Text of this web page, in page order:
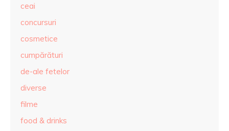
ceai
concursuri
cosmetice
cumpărături
de-ale fetelor
diverse
filme
food & drinks